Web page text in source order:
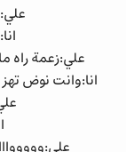
علي:زعمة راه
انا:وانت نوض